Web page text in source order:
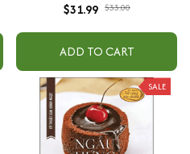
$31.99 $33.00
ADD TO CART
SALE